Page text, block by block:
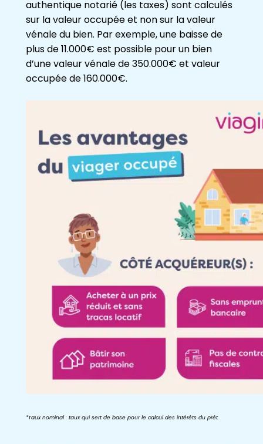
authentique notarié (les taxes) sont calculés
sur la valeur occupée et non sur la valeur
vénale du bien. Par exemple, une baisse de
plus de 11.000€ est possible pour un bien
d’une valeur vénale de 350.000€ et valeur
occupée de 160.000€.
*Taux nominal : taux qui sert de base pour le calcul des intérêts du prêt.